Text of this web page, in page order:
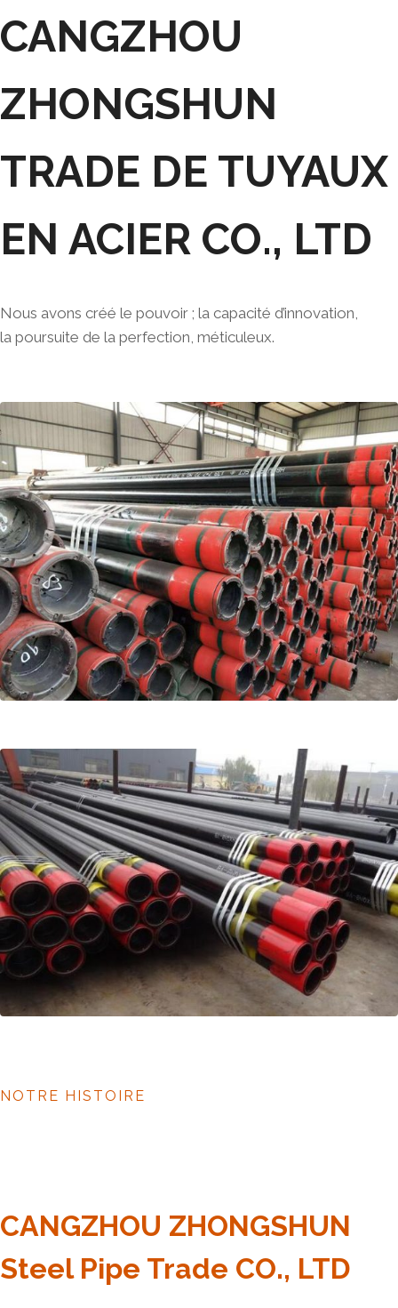
CANGZHOU
ZHONGSHUN
TRADE DE TUYAUX
EN ACIER CO., LTD
Nous avons créé le pouvoir ; la capacité d’innovation,
la poursuite de la perfection, méticuleux.
NOTRE HISTOIRE
CANGZHOU ZHONGSHUN
Steel Pipe Trade CO., LTD